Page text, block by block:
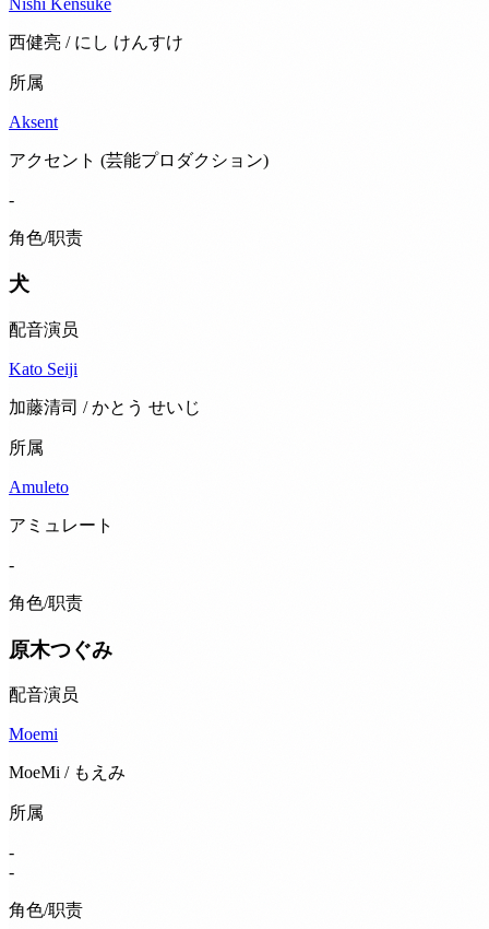
西健亮 / にし けんすけ
所属
Aksent
アクセント (芸能プロダクション)
-
角色/职责
犬
配音演员
Kato Seiji
加藤清司 / かとう せいじ
所属
Amuleto
アミュレート
-
角色/职责
原木つぐみ
配音演员
Moemi
MoeMi / もえみ
所属
-
-
角色/职责